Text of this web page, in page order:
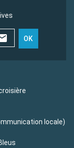
OK
locale)